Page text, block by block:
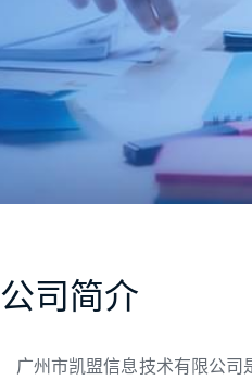
公司简介
广州市凯盟信息技术有限公